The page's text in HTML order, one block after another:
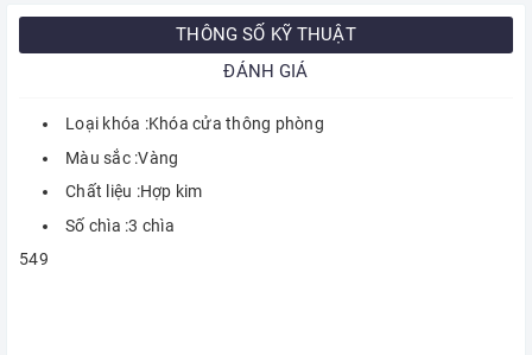
THÔNG SỐ KỸ THUẬT
ĐÁNH GIÁ
Loại khóa :Khóa cửa thông phòng
Màu sắc :Vàng
Chất liệu :Hợp kim
Số chìa :3 chìa
549